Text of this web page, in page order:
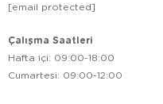
[email protected]
Çalışma Saatleri
Hafta içi: 09:00-18:00
Cumartesi: 09:00-12:00